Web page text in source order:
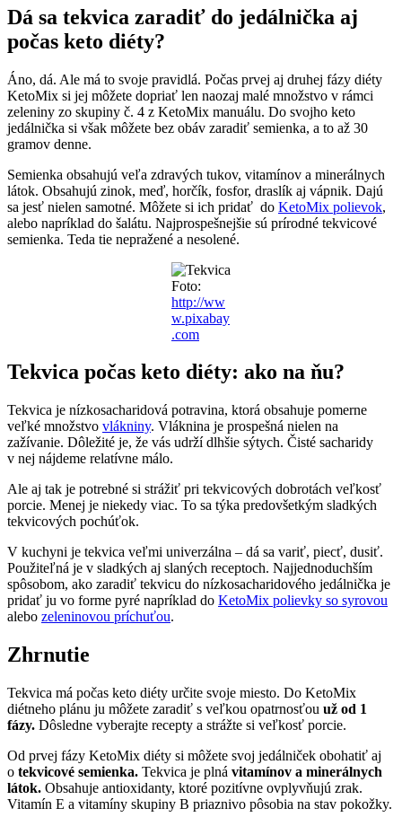
Dá sa tekvica zaradiť do jedálnička aj
počas keto diéty?
Áno, dá. Ale má to svoje pravidlá. Počas prvej aj druhej fázy diéty
KetoMix si jej môžete dopriať len naozaj malé množstvo v rámci
zeleniny zo skupiny č. 4 z KetoMix manuálu. Do svojho keto
jedálnička si však môžete bez obáv zaradiť semienka, a to až 30
gramov denne.
Semienka obsahujú veľa zdravých tukov, vitamínov a minerálnych
látok. Obsahujú zinok, meď, horčík, fosfor, draslík aj vápnik. Dajú
sa jesť nielen samotné. Môžete si ich pridať do KetoMix polievok,
alebo napríklad do šalátu. Najprospešnejšie sú prírodné tekvicové
semienka. Teda tie nepražené a nesolené.
Foto:
http://ww
w.pixabay
.com
Tekvica počas keto diéty: ako na ňu?
Tekvica je nízkosacharidová potravina, ktorá obsahuje pomerne
veľké množstvo vlákniny. Vláknina je prospešná nielen na
zažívanie. Dôležité je, že vás udrží dlhšie sýtych. Čisté sacharidy
v nej nájdeme relatívne málo.
Ale aj tak je potrebné si strážiť pri tekvicových dobrotách veľkosť
porcie. Menej je niekedy viac. To sa týka predovšetkým sladkých
tekvicových pochúťok.
V kuchyni je tekvica veľmi univerzálna – dá sa variť, piecť, dusiť.
Použiteľná je v sladkých aj slaných receptoch. Najjednoduchším
spôsobom, ako zaradiť tekvicu do nízkosacharidového jedálnička je
pridať ju vo forme pyré napríklad do KetoMix polievky so syrovou
alebo zeleninovou príchuťou.
Zhrnutie
Tekvica má počas keto diéty určite svoje miesto. Do KetoMix
diétneho plánu ju môžete zaradiť s veľkou opatrnosťou už od 1
fázy. Dôsledne vyberajte recepty a strážte si veľkosť porcie.
Od prvej fázy KetoMix diéty si môžete svoj jedálniček obohatiť aj
o tekvicové semienka. Tekvica je plná vitamínov a minerálnych
látok. Obsahuje antioxidanty, ktoré pozitívne ovplyvňujú zrak.
Vitamín E a vitamíny skupiny B priaznivo pôsobia na stav pokožky.